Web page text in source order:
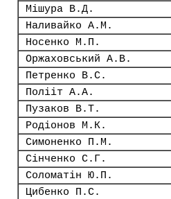
Мішура В.Д.
Наливайко А.М.
Носенко М.П.
Оржаховський А.В.
Петренко В.С.
Полііт А.А.
Пузаков В.Т.
Родіонов М.К.
Симоненко П.М.
Сінченко С.Г.
Соломатін Ю.П.
Цибенко П.С.